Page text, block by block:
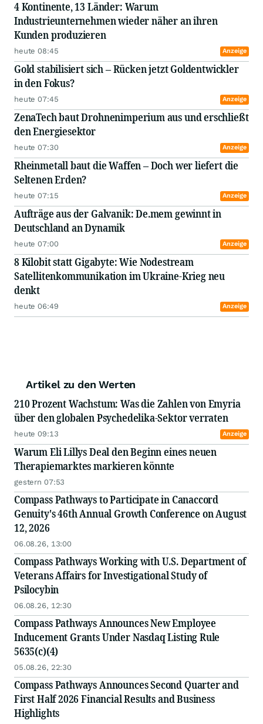
4 Kontinente, 13 Länder: Warum
Industrieunternehmen wieder näher an ihren
Kunden produzieren
heute 08:45 Anzeige
Gold stabilisiert sich – Rücken jetzt Goldentwickler
in den Fokus?
heute 07:45 Anzeige
ZenaTech baut Drohnenimperium aus und erschließt
den Energiesektor
heute 07:30 Anzeige
Rheinmetall baut die Waffen – Doch wer liefert die
Seltenen Erden?
heute 07:15 Anzeige
Aufträge aus der Galvanik: De.mem gewinnt in
Deutschland an Dynamik
heute 07:00 Anzeige
8 Kilobit statt Gigabyte: Wie Nodestream
Satellitenkommunikation im Ukraine-Krieg neu
denkt
heute 06:49 Anzeige
Artikel zu den Werten
210 Prozent Wachstum: Was die Zahlen von Emyria
über den globalen Psychedelika-Sektor verraten
heute 09:13 Anzeige
Warum Eli Lillys Deal den Beginn eines neuen
Therapiemarktes markieren könnte
gestern 07:53
Compass Pathways to Participate in Canaccord
Genuity's 46th Annual Growth Conference on August
12, 2026
06.08.26, 13:00
Compass Pathways Working with U.S. Department of
Veterans Affairs for Investigational Study of
Psilocybin
06.08.26, 12:30
Compass Pathways Announces New Employee
Inducement Grants Under Nasdaq Listing Rule
5635(c)(4)
05.08.26, 22:30
Compass Pathways Announces Second Quarter and
First Half 2026 Financial Results and Business
Highlights